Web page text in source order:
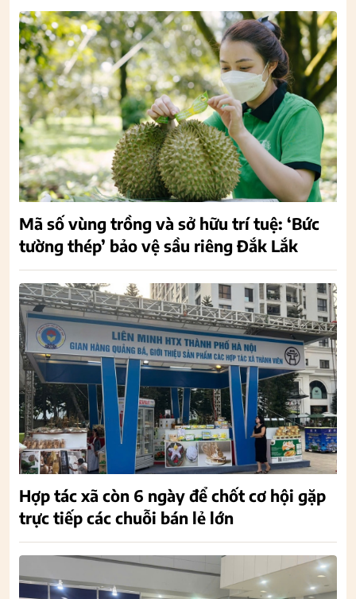
Mã số vùng trồng và sở hữu trí tuệ: ‘Bức
tường thép’ bảo vệ sầu riêng Đắk Lắk
Hợp tác xã còn 6 ngày để chốt cơ hội gặp
trực tiếp các chuỗi bán lẻ lớn